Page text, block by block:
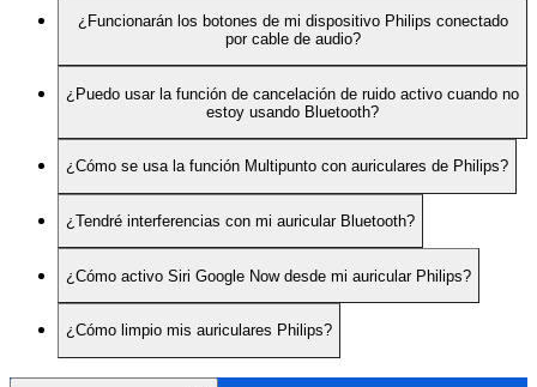
¿Funcionarán los botones de mi dispositivo Philips conectado
por cable de audio?
¿Puedo usar la función de cancelación de ruido activo cuando no
estoy usando Bluetooth?
¿Cómo se usa la función Multipunto con auriculares de Philips?
¿Tendré interferencias con mi auricular Bluetooth?
¿Cómo activo Siri Google Now desde mi auricular Philips?
¿Cómo limpio mis auriculares Philips?